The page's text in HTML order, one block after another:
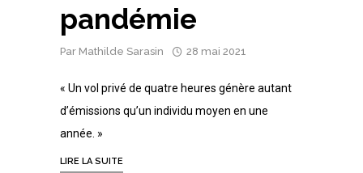
pandémie
Par Mathilde Sarasin 28 mai 2021
« Un vol privé de quatre heures génère autant
d’émissions qu’un individu moyen en une
année. »
LIRE LA SUITE